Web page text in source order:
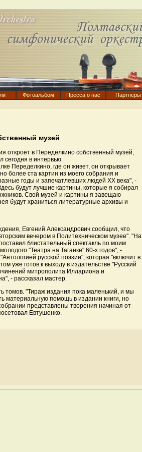
Фотоальбом Пресса о нас Партнеры
музей
откроет в Переделкино собственный музей,
сегодня в интервью.
Переделкино, где он живет, он открывает
более ста картин из моего собрания и
годы и запечатлевших людей XX века", -
будут лучшие картины, которые я собирал
Свой музей и картины я завещаю
будут храниться литературные архивы и
Евгений Александрович сообщил, что
вечером в Политехническом музее". "На
блистательный спектакль по моим
"Театра на Таганке" 60-х годов", -
русской поэзии", которая "включит в
уже готов к выходу в издательстве "Русский
митрополита Иллариона и
- рассказал мастер.
томов. "Тираж издания пока маленький, и мы
материальную помощь в издании книги, но
представлены творения начиная от
Евтушенко.